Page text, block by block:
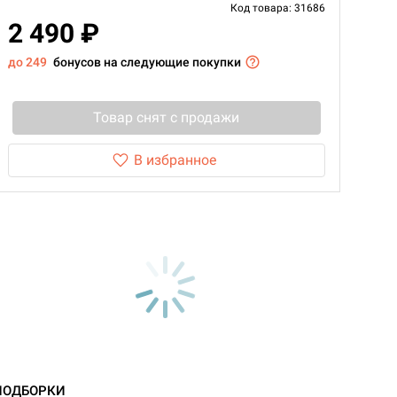
Код товара: 31686
2 490 ₽
до 249 бонусов на следующие покупки
Товар снят с продажи
В избранное
Монстры